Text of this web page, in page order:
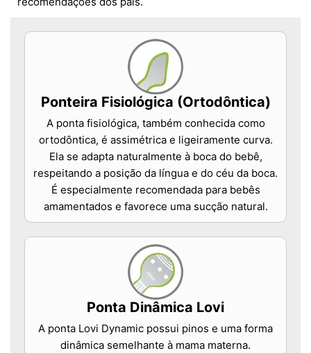
Ponteira Fisiológica (Ortodôntica)
A ponta fisiológica, também conhecida como
ortodôntica, é assimétrica e ligeiramente curva.
Ela se adapta naturalmente à boca do bebê,
respeitando a posição da língua e do céu da boca.
É especialmente recomendada para bebês
amamentados e favorece uma sucção natural.
Ponta Dinâmica Lovi
A ponta Lovi Dynamic possui pinos e uma forma
dinâmica semelhante à mama materna.